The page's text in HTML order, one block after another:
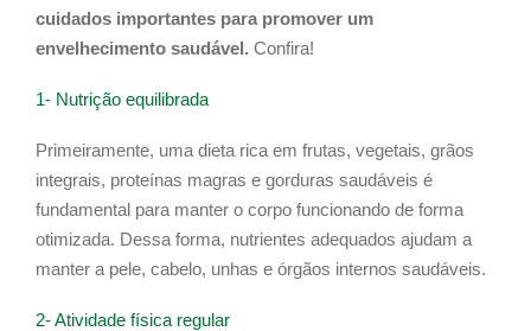
cuidados importantes para promover um
envelhecimento saudável. Confira!
1- Nutrição equilibrada
Primeiramente, uma dieta rica em frutas, vegetais, grãos
integrais, proteínas magras e gorduras saudáveis é
fundamental para manter o corpo funcionando de forma
otimizada. Dessa forma, nutrientes adequados ajudam a
manter a pele, cabelo, unhas e órgãos internos saudáveis.
2- Atividade física regular